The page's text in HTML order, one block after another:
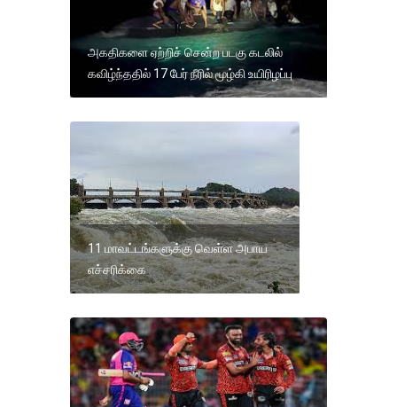
அகதிகளை ஏற்றிச் சென்ற படகு கடலில்
கவிழ்ந்ததில் 17 பேர் நீரில் மூழ்கி உயிரிழப்பு
11 மாவட்டங்களுக்கு வெள்ள அபாய
எச்சரிக்கை